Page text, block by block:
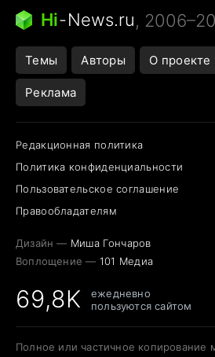
Ядовитые пауки России
Города в ядерной войне
Открытие в Google Maps
Hi-News.ru,
Темы Авторы О проекте
Реклама
Редакционная политика
Политика конфиденциальности
Пользовательское соглашение
Правообладателям
Дизайн — Миша Гончаров
Воплощение — 101 Медиа
69,8K
ежедневно
пользуются сайтом
Полное или частичное копирование